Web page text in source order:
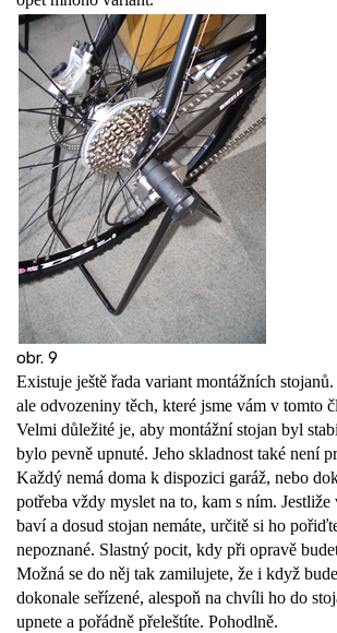
obr. 9
Existuje ještě řada variant montážních
ale odvozeniny těch, které jsme vám v tomto
Velmi důležité je, aby montážní stojan byl
bylo pevně upnuté. Jeho skladnost také není
Každý nemá doma k dispozici garáž, nebo
potřeba vždy myslet na to, kam s ním.
baví a dosud stojan nemáte, určitě si ho
nepoznané. Slastný pocit, kdy při opravě
Možná se do něj tak zamilujete, že i když
dokonale seřízené, alespoň na chvíli ho do
upnete a pořádně přeleštíte. Pohodlně.